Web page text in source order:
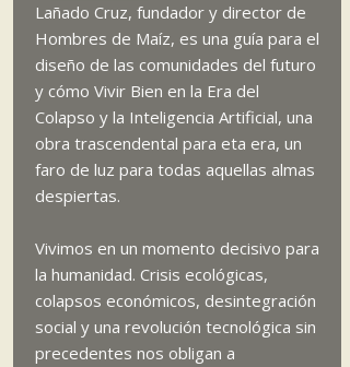
Lañado Cruz, fundador y director de
Hombres de Maíz, es una guía para el
diseño de las comunidades del futuro
y cómo Vivir Bien en la Era del
Colapso y la Inteligencia Artificial, una
obra trascendental para eta era, un
faro de luz para todas aquellas almas
despiertas.
Vivimos en un momento decisivo para
la humanidad. Crisis ecológicas,
colapsos económicos, desintegración
social y una revolución tecnológica sin
precedentes nos obligan a